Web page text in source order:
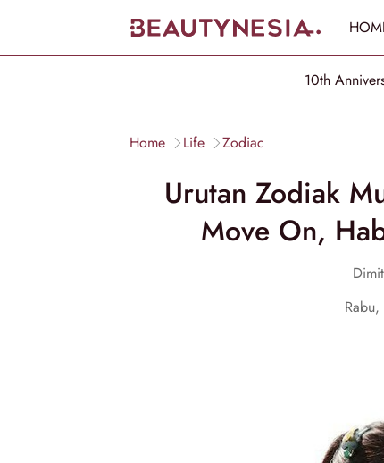
10th
Home Life Zodiac
Urutan Zodiak
Move On,